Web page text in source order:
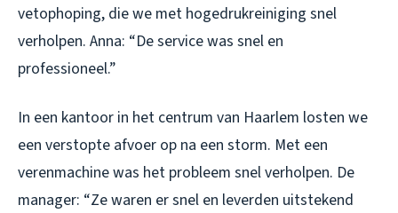
vetophoping, die we met hogedrukreiniging snel
verholpen. Anna: “De service was snel en
professioneel.”
In een kantoor in het centrum van Haarlem losten we
een verstopte afvoer op na een storm. Met een
verenmachine was het probleem snel verholpen. De
manager: “Ze waren er snel en leverden uitstekend